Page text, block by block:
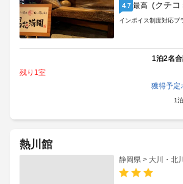
4.7 最高 (クチコ
インボイス制度対応プ
1泊2名
残り1室
獲得予定
1
熱川館
静岡県 > 大川・北